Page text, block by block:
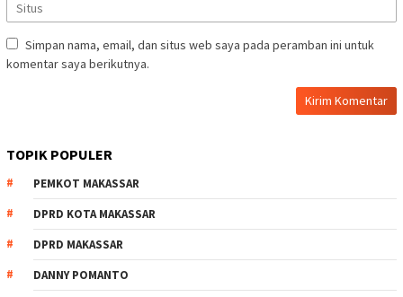
Simpan nama, email, dan situs web saya pada peramban ini untuk
komentar saya berikutnya.
TOPIK POPULER
PEMKOT MAKASSAR
DPRD KOTA MAKASSAR
DPRD MAKASSAR
DANNY POMANTO